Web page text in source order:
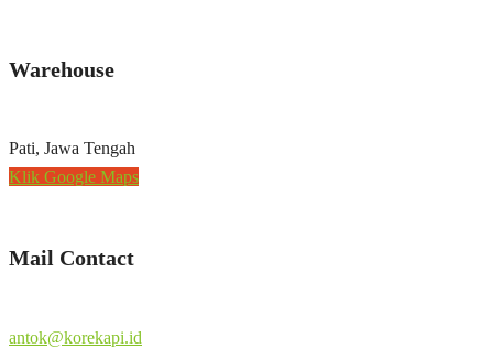
Warehouse
Pati, Jawa Tengah
Klik Google Maps
Mail Contact
antok@korekapi.id